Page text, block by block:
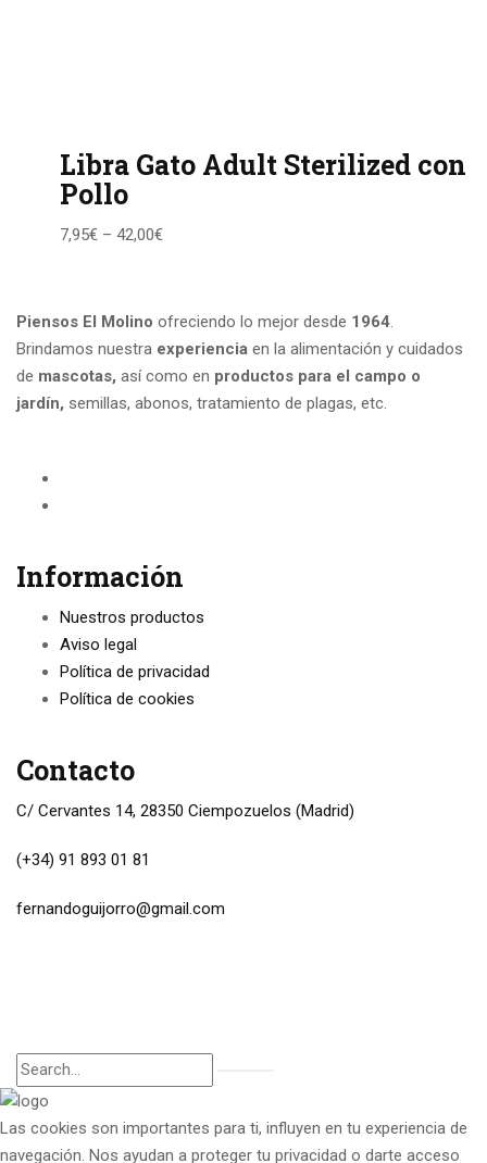
Libra Gato Adult Sterilized con
Pollo
7,95€ – 42,00€
Piensos El Molino ofreciendo lo mejor desde 1964.
Brindamos nuestra experiencia en la alimentación y cuidados
de mascotas, así como en productos para el campo o
jardín, semillas, abonos, tratamiento de plagas, etc.
Información
Nuestros productos
Aviso legal
Política de privacidad
Política de cookies
Contacto
C/ Cervantes 14, 28350 Ciempozuelos (Madrid)
(+34) 91 893 01 81
fernandoguijorro@gmail.com
Las cookies son importantes para ti, influyen en tu experiencia de
navegación. Nos ayudan a proteger tu privacidad o darte acceso